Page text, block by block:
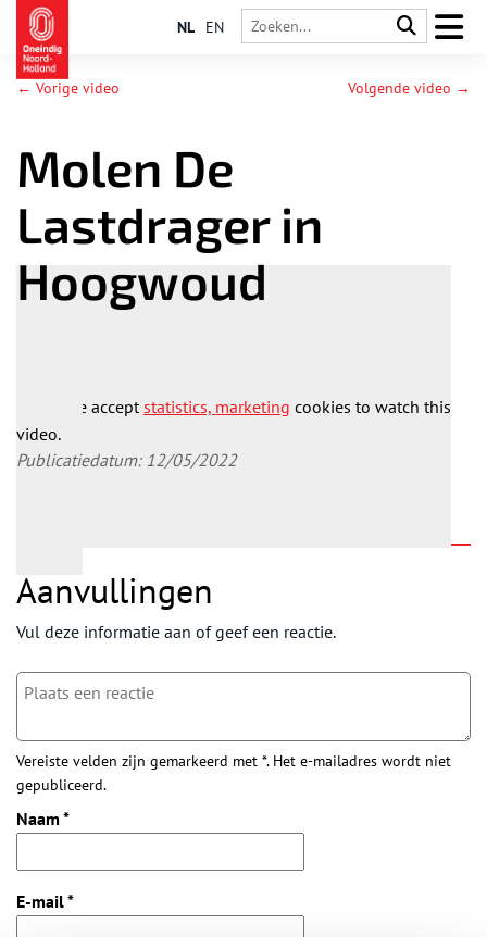
NL EN
← Vorige video Volgende video →
Molen De
Lastdrager in
Hoogwoud
Please acceptstatistics, marketing cookies to watch this
video.
Publicatiedatum: 12/05/2022
Aanvullingen
Vul deze informatie aan of geef een reactie.
Vereiste velden zijn gemarkeerd met *. Het e-mailadres wordt niet
gepubliceerd.
Naam *
E-mail*